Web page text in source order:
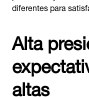
diferentes para
Alta
altas